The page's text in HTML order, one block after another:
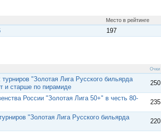
Место в рейтинге
197
Очки
"Золотая Лига Русского бильярда
и старше по пирамиде
250
России "Золотая Лига 50+" в честь 80-
235
"Золотая Лига Русского бильярда
220